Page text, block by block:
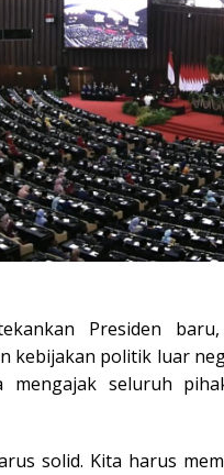
Presiden
kebijakan politik luar
mengajak seluruh
solid. Kita harus